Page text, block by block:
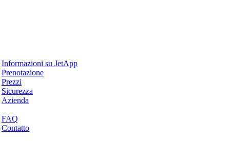
Informazioni su JetApp
Prenotazione
Prezzi
Sicurezza
Azienda
FAQ
Contatto